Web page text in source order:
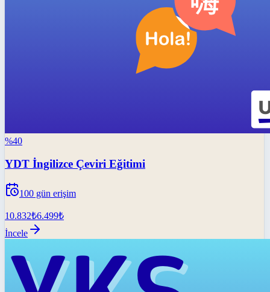
%40
YDT İngilizce Çeviri Eğitimi
100 gün erişim
10.832₺6.499₺
İncele